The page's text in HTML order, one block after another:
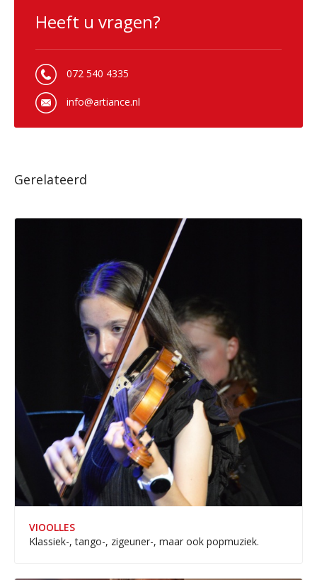
Heeft u vragen?
072 540 4335
info@artiance.nl
Gerelateerd
VIOOLLES
Klassiek-, tango-, zigeuner-, maar ook popmuziek.